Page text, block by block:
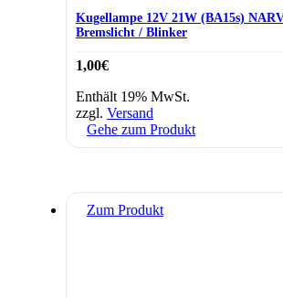
Kugellampe 12V 21W (BA15s)
Bremslicht / Blinker
1,00€
Enthält 19% MwSt.
zzgl. Versand
Gehe zum Produkt
Zum Produkt